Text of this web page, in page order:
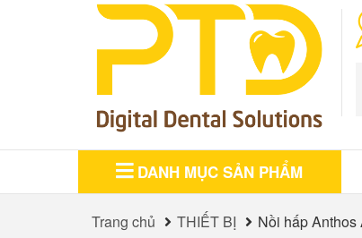
DANH MỤC SẢN PHẨM
Trang chủ THIẾT BỊ Nồi hấp Anthos